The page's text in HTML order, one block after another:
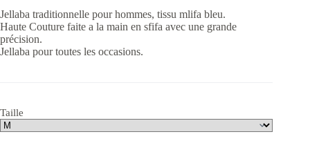
Jellaba traditionnelle pour hommes, tissu mlifa bleu.
Haute Couture faite a la main en sfifa avec une grande
précision.
Jellaba pour toutes les occasions.
Taille